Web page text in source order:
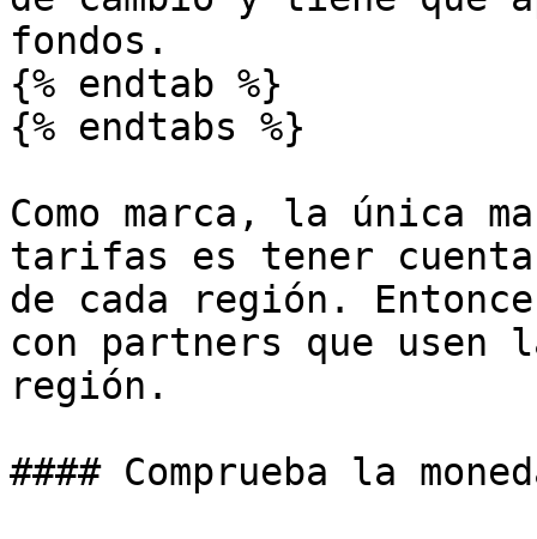
fondos.
{% endtab %}
{% endtabs %}
Como marca, la única
tarifas es tener
de cada región.
con partners que usen
región.
#### Comprueba la